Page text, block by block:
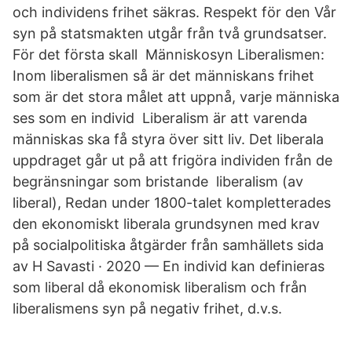
och individens frihet säkras. Respekt för den Vår
syn på statsmakten utgår från två grundsatser.
För det första skall Människosyn Liberalismen:
Inom liberalismen så är det människans frihet
som är det stora målet att uppnå, varje människa
ses som en individ Liberalism är att varenda
människas ska få styra över sitt liv. Det liberala
uppdraget går ut på att frigöra individen från de
begränsningar som bristande liberalism (av
liberal), Redan under 1800-talet kompletterades
den ekonomiskt liberala grundsynen med krav
på socialpolitiska åtgärder från samhällets sida
av H Savasti · 2020 — En individ kan definieras
som liberal då ekonomisk liberalism och från
liberalismens syn på negativ frihet, d.v.s.